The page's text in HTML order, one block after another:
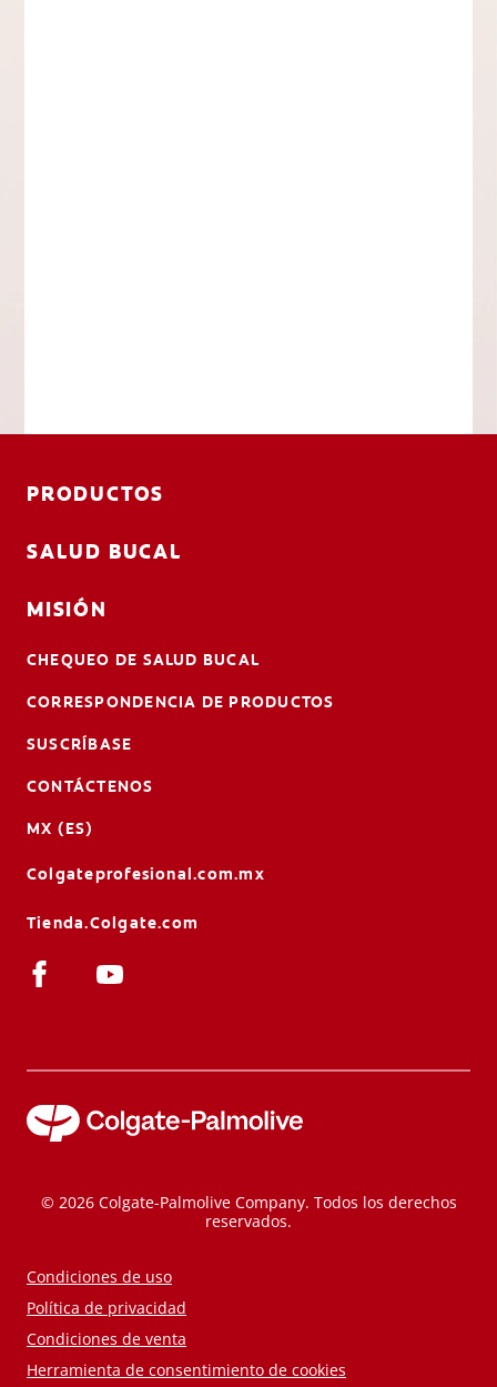
PRODUCTOS
SALUD BUCAL
MISIÓN
CHEQUEO DE SALUD BUCAL
CORRESPONDENCIA DE PRODUCTOS
SUSCRÍBASE
CONTÁCTENOS
MX (ES)
Colgateprofesional.com.mx
Tienda.Colgate.com
© 2026 Colgate-Palmolive Company. Todos los derechos
reservados.
Condiciones de uso
Política de privacidad
Condiciones de venta
Herramienta de consentimiento de cookies